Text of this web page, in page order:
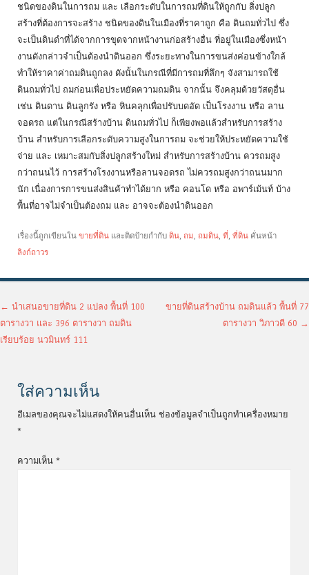
ชนิดของดินในการถม และ เลือกระดับในการถมที่ดินให้ถูกกับ สิ่งปลูก
สร้างที่ต้องการจะสร้าง ชนิดของดินในเมืองที่ราคาถูก คือ ดินถมทั่วไป ซึ่ง
จะเป็นดินดำที่ได้จากการขุดจากหน้างานก่อสร้างอื่น ที่อยู่ในเมืองซึ่งหน้า
งานดังกล่าวจำเป็นต้องนำดินออก ซึ่งระยะทางในการขนส่งค่อนข้างใกล้
ทำให้ราคาค่าถมดินถูกลง ดังนั้นในกรณีที่มีการถมที่ลึกๆ จังสามารถใช้
ดินถมทั่วไป ถมก่อนเพื่อประหยัดความถมดิน จากนั้น จึงคลุมด้วยวัสดุอื่น
เช่น ดินดาน ดินลูกรัง หรือ หินคลุกเพื่อปรับบดอัด เป็นโรงงาน หรือ ลาน
จอดรถ แต่ในกรณีสร้างบ้าน ดินถมทั่วไป ก็เพียงพอแล้วสำหรับการสร้าง
บ้าน สำหรับการเลือกระดับความสูงในการถม จะช่วยให้ประหยัดความใช้
จ่าย และ เหมาะสมกับสิ่งปลูกสร้างใหม่ สำหรับการสร้างบ้าน ควรถมสูง
กว่าถนนไว้ การสร้างโรงงานหรือลานจอดรถ ไม่ควรถมสูงกว่าถนนมาก
นัก เนื่องการการขนส่งสินค้าทำได้ยาก หรือ คอนโด หรือ อพาร์เม้นท์ บ้าง
พื้นที่อาจไม่จำเป็นต้องถม และ อาจจะต้องนำดินออก
เรื่องนี้ถูกเขียนใน ขายที่ดิน และติดป้ายกำกับ ดิน, ถม, ถมดิน, ที่, ที่ดิน คั่นหน้า
ลิงก์ถาวร
เมนูนำทางเรื่อง
← นำเสนอขายที่ดิน 2 แปลง พื้นที่ 100
ตารางวา และ 396 ตารางวา ถมดิน
เรียบร้อย นวมินทร์ 111
ขายที่ดินสร้างบ้าน ถมดินแล้ว พื้นที่ 77
ตารางวา วิภาวดี 60 →
ใส่ความเห็น
อีเมลของคุณจะไม่แสดงให้คนอื่นเห็น ช่องข้อมูลจำเป็นถูกทำเครื่องหมาย
*
ความเห็น *